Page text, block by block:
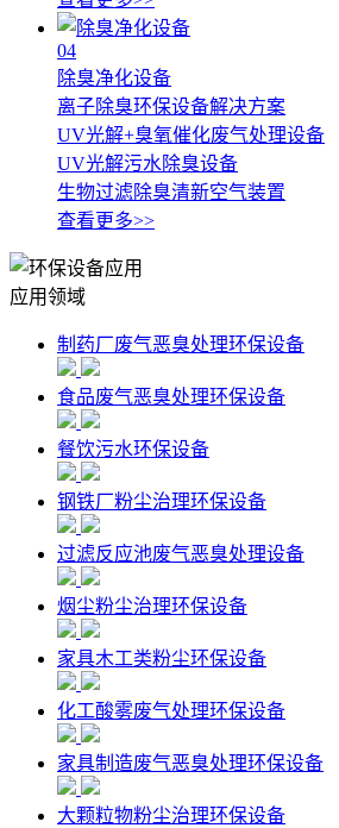
04
除臭净化设备
离子除臭环保设备解决方案
UV光解+臭氧催化废气处理设备
UV光解污水除臭设备
生物过滤除臭清新空气装置
查看更多>>
应用领域
制药厂废气恶臭处理环保设备
食品废气恶臭处理环保设备
餐饮污水环保设备
钢铁厂粉尘治理环保设备
过滤反应池废气恶臭处理设备
烟尘粉尘治理环保设备
家具木工类粉尘环保设备
化工酸雾废气处理环保设备
家具制造废气恶臭处理环保设备
大颗粒物粉尘治理环保设备